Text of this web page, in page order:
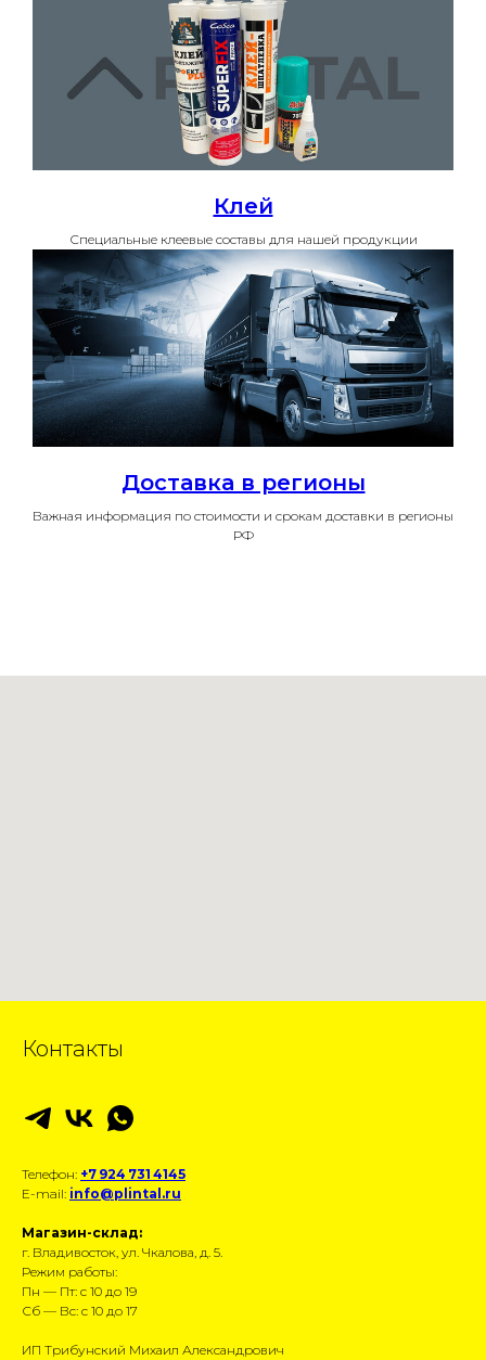
Клей
Специальные клеевые составы для нашей продукции
Доставка в регионы
Важная информация по стоимости и срокам доставки в регионы
РФ
Контакты
Телефон: +7 924 731 4145
E-mail: info@plintal.ru
Магазин-склад:
г. Владивосток, ул. Чкалова, д. 5.
Режим работы:
Пн — Пт: с 10 до 19
Сб — Вс: с 10 до 17
ИП Трибунский Михаил Александрович